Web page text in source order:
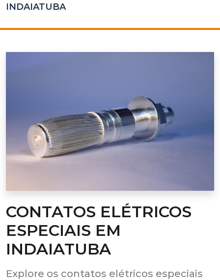
INDAIATUBA
CONTATOS ELÉTRICOS
ESPECIAIS EM
INDAIATUBA
Explore os contatos elétricos especiais